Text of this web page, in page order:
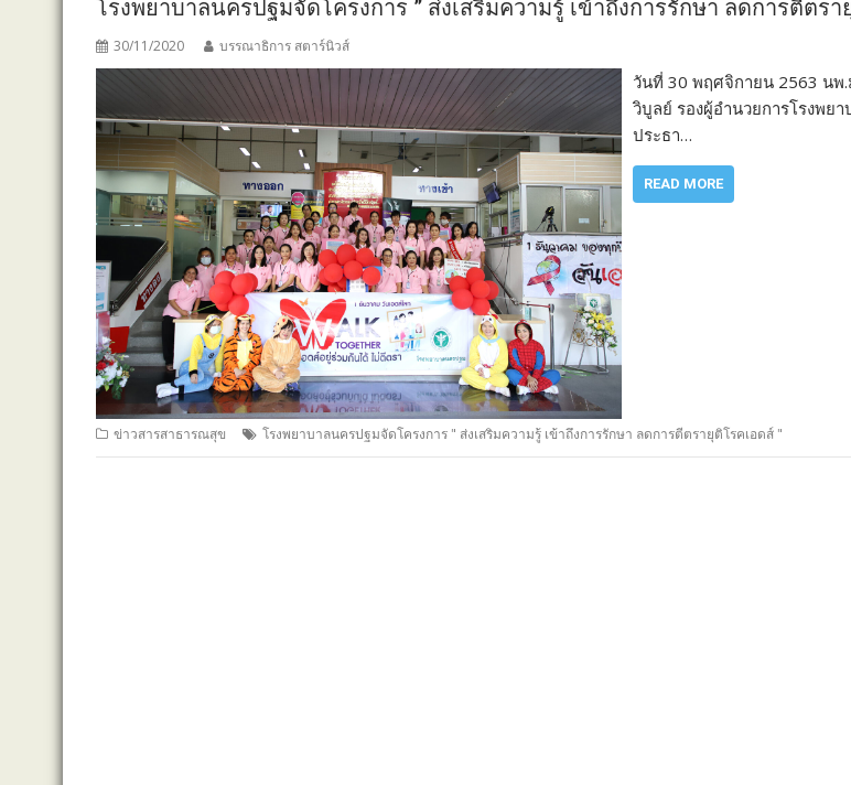
โรงพยาบาลนครปฐมจัดโครงการ ” ส่งเสริมความรู้ เข้าถึงการรักษา ลดการตีตรา
30/11/2020 บรรณาธิการ สตาร์นิวส์
วันที่ 30 พฤศจิกายน 2563 นพ
วิบูลย์ รองผู้อำนวยการโรงพย
ประธา…
READ MORE
ข่าวสารสาธารณสุข โรงพยาบาลนครปฐมจัดโครงการ " ส่งเสริมความรู้ เข้าถึงการรักษา ลดการตีตรายุติโรคเอดส์ "